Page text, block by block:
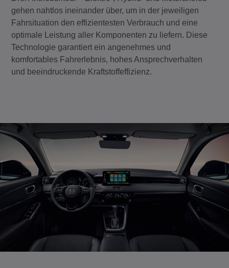
gehen nahtlos ineinander über, um in der jeweiligen
Fahrsituation den effizientesten Verbrauch und eine
optimale Leistung aller Komponenten zu liefern. Diese
Technologie garantiert ein angenehmes und
komfortables Fahrerlebnis, hohes Ansprechverhalten
und beeindruckende Kraftstoffeffizienz.